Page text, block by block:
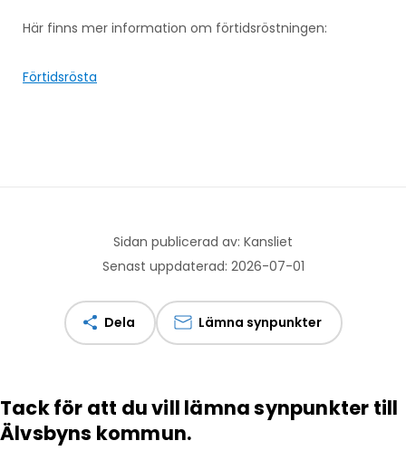
Här finns mer information om förtidsröstningen:
Förtidsrösta
Sidan publicerad av: Kansliet
Senast uppdaterad: 2026-07-01
Dela Lämna synpunkter
Tack för att du vill lämna synpunkter till
Älvsbyns kommun.